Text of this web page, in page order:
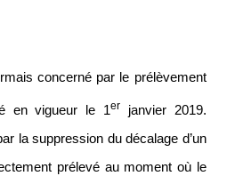
concerné par le prélèvement
en vigueur le 1er janvier 2019.
la suppression du décalage d’un
prélevé au moment où le